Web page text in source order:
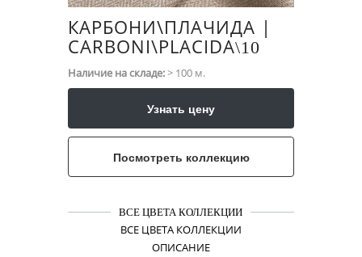
КАРБОНИ\​ПЛАЧИДА |
CARBONI\​PLACIDA\​10
Наличие на складе:> 100 м.
Узнать цену
Посмотреть коллекцию
ВСЕ ЦВЕТА КОЛЛЕКЦИИ
ВСЕ ЦВЕТА КОЛЛЕКЦИИ
ОПИСАНИЕ